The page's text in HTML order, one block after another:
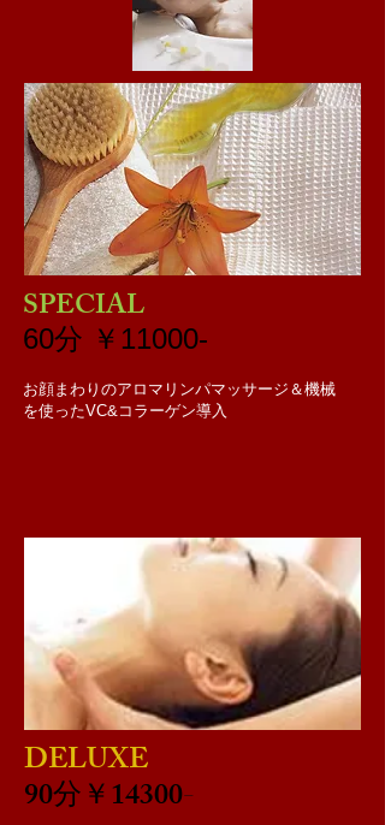
SPECIAL
60分 ￥11000-
​お顔まわりのアロマリンパマッサージ＆機械
を使ったVC&コラーゲン導入
​ポイントクレンジング→お顔全体のクレンジ
ング→泡洗顔→お顔まわりのアロマリンパマ
ッサージ→美容液パック
DELUXE
90分￥14300-